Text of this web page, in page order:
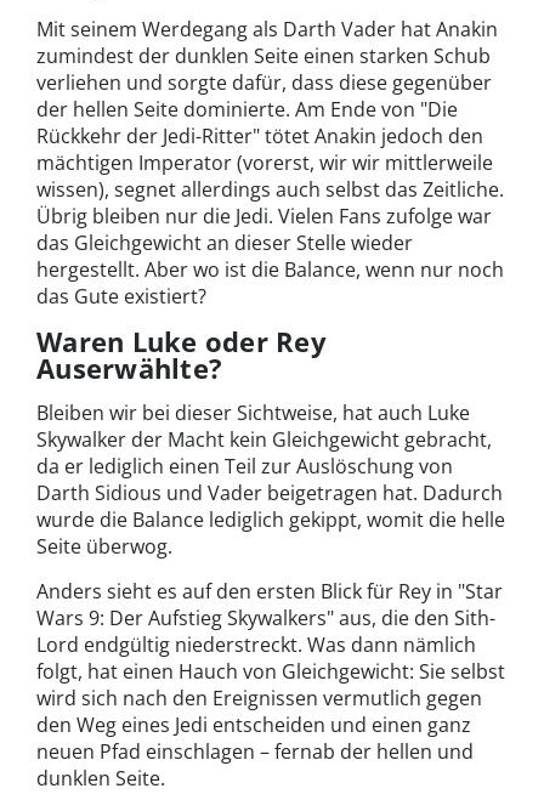
Mit seinem Werdegang als Darth Vader hat Anakin
zumindest der dunklen Seite einen starken Schub
verliehen und sorgte dafür, dass diese gegenüber
der hellen Seite dominierte. Am Ende von "Die
Rückkehr der Jedi-Ritter" tötet Anakin jedoch den
mächtigen Imperator (vorerst, wir wir mittlerweile
wissen), segnet allerdings auch selbst das Zeitliche.
Übrig bleiben nur die Jedi. Vielen Fans zufolge war
das Gleichgewicht an dieser Stelle wieder
hergestellt. Aber wo ist die Balance, wenn nur noch
das Gute existiert?
Waren Luke oder Rey
Auserwählte?
Bleiben wir bei dieser Sichtweise, hat auch Luke
Skywalker der Macht kein Gleichgewicht gebracht,
da er lediglich einen Teil zur Auslöschung von
Darth Sidious und Vader beigetragen hat. Dadurch
wurde die Balance lediglich gekippt, womit die helle
Seite überwog.
Anders sieht es auf den ersten Blick für Rey in "Star
Wars 9: Der Aufstieg Skywalkers" aus, die den Sith-
Lord endgültig niederstreckt. Was dann nämlich
folgt, hat einen Hauch von Gleichgewicht: Sie selbst
wird sich nach den Ereignissen vermutlich gegen
den Weg eines Jedi entscheiden und einen ganz
neuen Pfad einschlagen – fernab der hellen und
dunklen Seite.